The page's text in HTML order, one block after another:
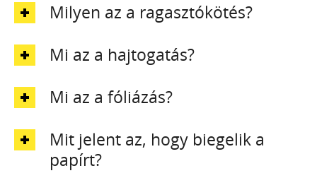
Milyen az a ragasztókötés?
Mi az a hajtogatás?
Mi az a fóliázás?
Mit jelent az, hogy biegelik a
papírt?